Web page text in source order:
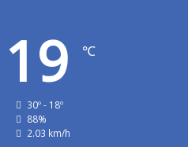
19 ℃
30º - 18º
88%
2.03 km/h